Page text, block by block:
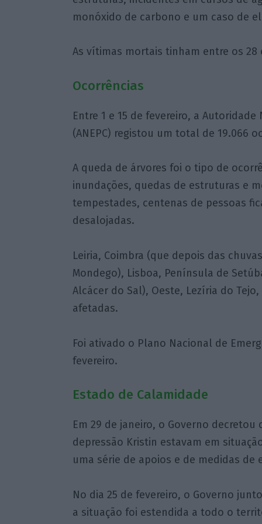
monóxido de carbono e um caso de
As vítimas mortais tinham entre os 28
Ocorrências
Entre 1 e 15 de fevereiro, a
(ANEPC) registou um total de 19.066
A queda de árvores foi o tipo de
inundações, quedas de estruturas e
tempestades, centenas de pessoas
desalojadas.
Leiria, Coimbra (que depois das
Mondego), Lisboa, Península de
Alcácer do Sal), Oeste, Lezíria do
afetadas.
Foi ativado o Plano Nacional de
fevereiro.
Estado de Calamidade
Em 29 de janeiro, o Governo
depressão Kristin estavam em
uma série de apoios e de medidas de
No dia 25 de fevereiro, o Governo
a situação foi estendida a todo o